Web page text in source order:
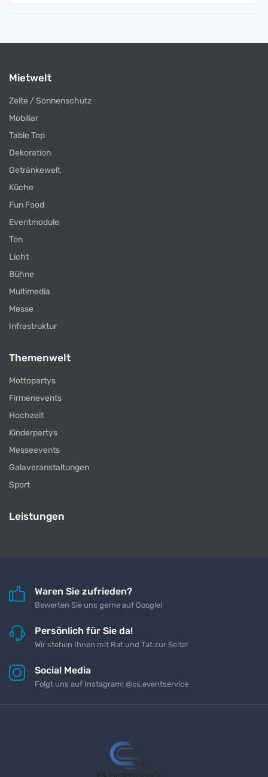
Mietwelt
Zelte / Sonnenschutz
Mobiliar
Table Top
Dekoration
Getränkewelt
Küche
Fun Food
Eventmodule
Ton
Licht
Bühne
Multimedia
Messe
Infrastruktur
Themenwelt
Mottopartys
Firmenevents
Hochzeit
Kinderpartys
Messeevents
Galaveranstaltungen
Sport
Leistungen
Waren Sie zufrieden?
Bewerten Sie uns gerne auf Google!
Persönlich für Sie da!
Wir stehen Ihnen mit Rat und Tat zur Seite!
Social Media
Folgt uns auf Instagram! @cs.eventservice